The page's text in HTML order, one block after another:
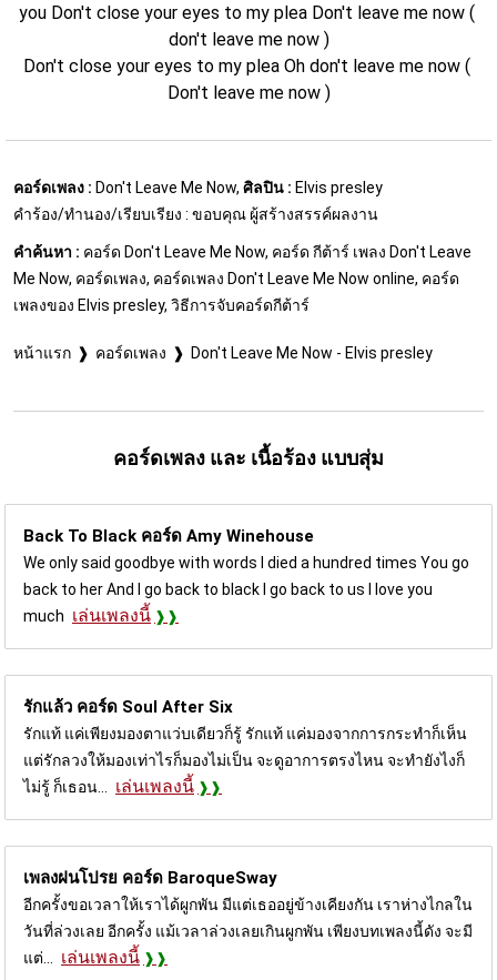
you Don't close your eyes to my plea Don't leave me now (
don't leave me now )
Don't close your eyes to my plea Oh don't leave me now (
Don't leave me now )
คอร์ดเพลง : Don't Leave Me Now, ศิลปิน : Elvis presley
คำร้อง/ทำนอง/เรียบเรียง : ขอบคุณ ผู้สร้างสรรค์ผลงาน
คำค้นหา : คอร์ด Don't Leave Me Now, คอร์ด กีต้าร์ เพลง Don't Leave
Me Now, คอร์ดเพลง, คอร์ดเพลง Don't Leave Me Now online, คอร์ด
เพลงของ Elvis presley, วิธีการจับคอร์ดกีต้าร์
หน้าแรก คอร์ดเพลง Don't Leave Me Now - Elvis presley
คอร์ดเพลง และ เนื้อร้อง แบบสุ่ม
Back To Black คอร์ด Amy Winehouse
We only said goodbye with words I died a hundred times You go
back to her And I go back to black I go back to us I love you
much เล่นเพลงนี้
รักแล้ว คอร์ด Soul After Six
รักแท้ แค่เพียงมองตาแว่บเดียวก็รู้ รักแท้ แค่มองจากการกระทำก็เห็น
แต่รักลวงให้มองเท่าไรก็มองไม่เป็น จะดูอาการตรงไหน จะทำยังไงก็
ไม่รู้ ก็เธอน...
เล่นเพลงนี้
เพลงฝนโปรย คอร์ด BaroqueSway
อีกครั้งขอเวลาให้เราได้ผูกพัน มีแต่เธออยู่ข้างเคียงกัน เราห่างไกลใน
วันที่ล่วงเลย อีกครั้ง แม้เวลาล่วงเลยเกินผูกพัน เพียงบทเพลงนี้ดัง จะมี
แต่...
เล่นเพลงนี้